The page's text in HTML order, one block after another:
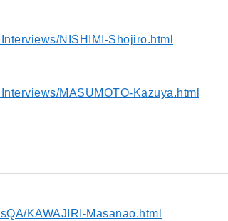
NISHIMI-Shojiro.html
MASUMOTO-Kazuya.html
KAWAJIRI-Masanao.html